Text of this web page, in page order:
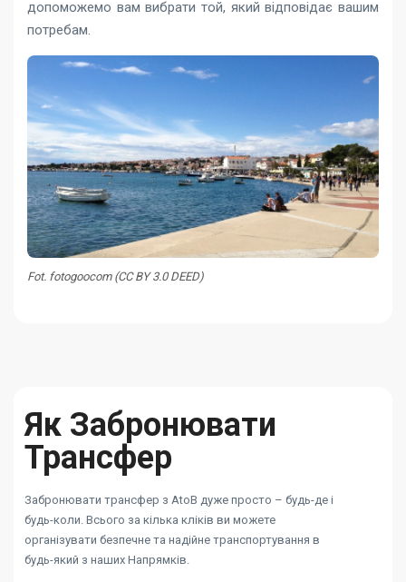
допоможемо вам вибрати той, який відповідає вашим
потребам.
Fot. fotogoocom (CC BY 3.0 DEED)
Як Забронювати
Трансфер
Забронювати трансфер з AtoB дуже просто – будь-де і
будь-коли. Всього за кілька кліків ви можете
організувати безпечне та надійне транспортування в
будь-який з наших Напрямків.